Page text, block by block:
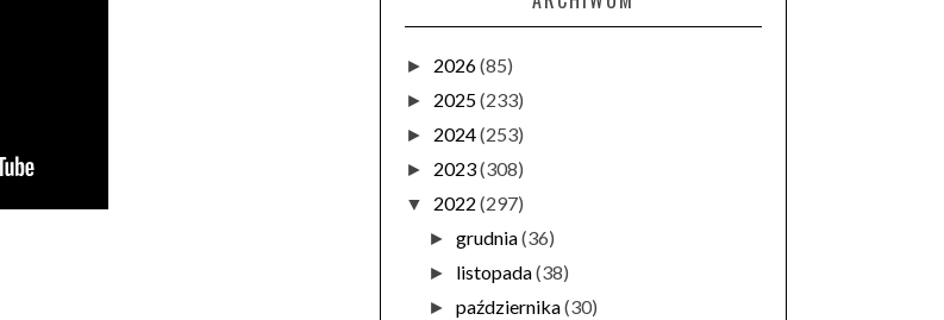
► 2026(85)
► 2025(233)
► 2024(253)
► 2023(308)
▼ 2022 (297)
►grudnia(36)
► listopada(38)
►października(30)